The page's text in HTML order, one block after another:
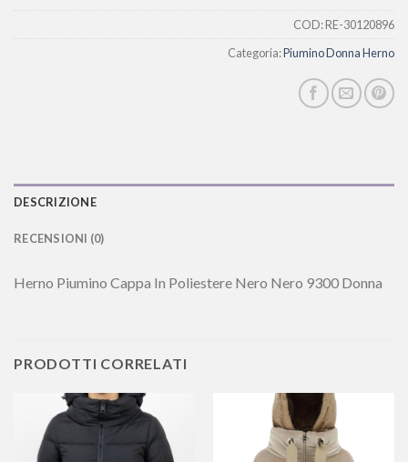
COD:RE-30120896
Categoria:Piumino Donna Herno
DESCRIZIONE
RECENSIONI (0)
Herno Piumino Cappa In Poliestere Nero Nero 9300 Donna
PRODOTTI CORRELATI